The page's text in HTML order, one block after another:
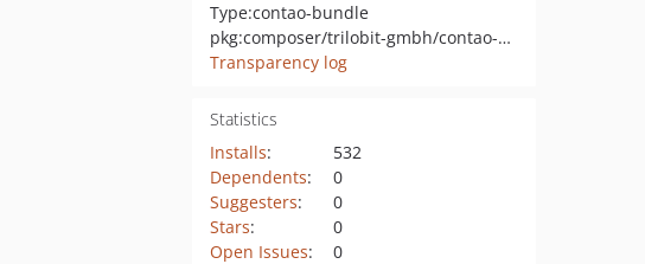
Type:contao-bundle
pkg:composer/trilobit-gmbh/contao-newsaddons-bundle
Transparency log
Statistics
Installs:
532
Dependents:
0
Suggesters:
0
Stars:
0
Open Issues: 0